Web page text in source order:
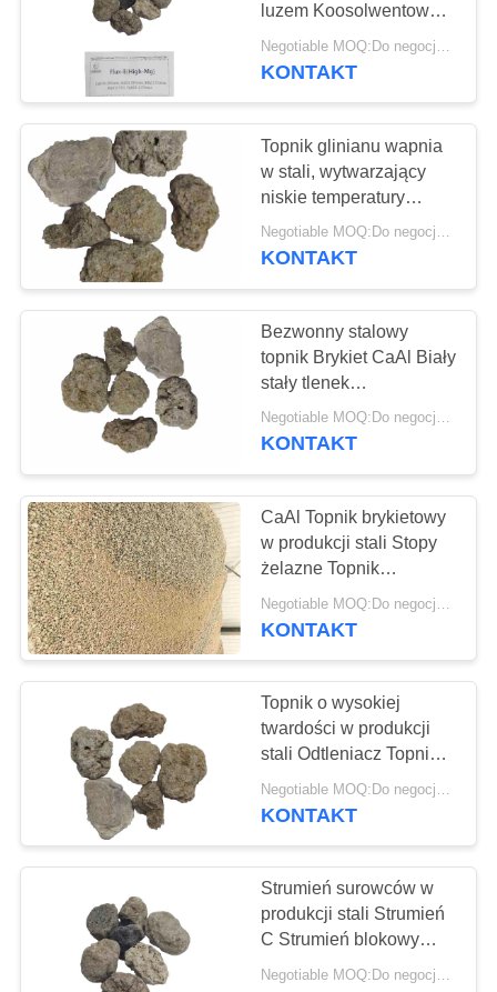
Żużel ze stopu
żelaza
Drut rdzeniowy ze
stopu
22
Topnik w produkcji
stali
25
Carbon Ferro
11
luzem Koosolwentowy
topnik ze stali węglowej
ABCDE
Negotiable MOQ:Do negocjacji
KONTAKT
Topnik glinianu wapnia
w stali, wytwarzający
niskie temperatury
topnienia żużla
syntetycznego
Negotiable MOQ:Do negocjacji
KONTAKT
Bezwonny stalowy
topnik Brykiet CaAl Biały
stały tlenek
amfoteryczny
Negotiable MOQ:Do negocjacji
KONTAKT
CaAl Topnik brykietowy
w produkcji stali Stopy
żelazne Topnik
brykietowy aluminium B
KONTAKT
Topnik o wysokiej
twardości w produkcji
stali Odtleniacz Topnik
ze stopu AlCa Blocky
Negotiable MOQ:Do negocjacji
KONTAKT
Strumień surowców w
produkcji stali Strumień
C Strumień blokowy
Brykiet ze stopu CaAl
Negotiable MOQ:Do negocjacji